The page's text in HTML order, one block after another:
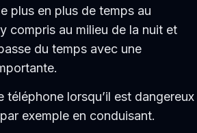
plus en plus de temps au
compris au milieu de la nuit et
du temps avec une
téléphone lorsqu’il est dangereux
exemple en conduisant.